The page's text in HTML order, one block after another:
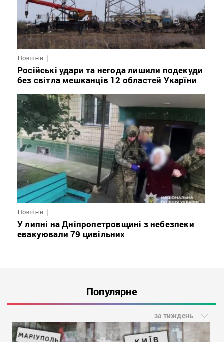
Новини
Російські удари та негода лишили подекуди
без світла мешканців 12 областей Укарїни
Новини
У липні на Дніпропетровщині з небезпеки
евакуювали 79 цивільних
Популярне
за тиждень